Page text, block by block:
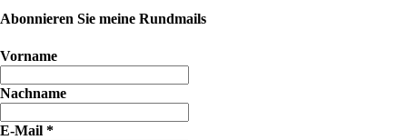
Abonnieren Sie meine Rundmails
Vorname
Nachname
E-Mail *